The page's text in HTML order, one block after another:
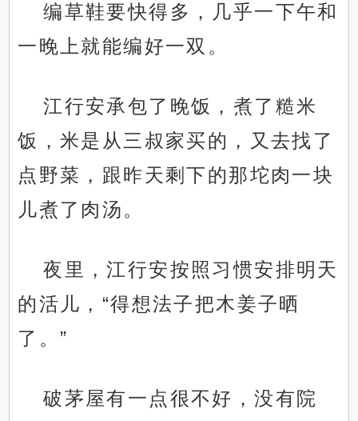
编草鞋要快得多，几乎一下午和
一晚上就能编好一双。
江行安承包了晚饭，煮了糙米
饭，米是从三叔家买的，又去找了
点野菜，跟昨天剩下的那坨肉一块
儿煮了肉汤。
夜里，江行安按照习惯安排明天
的活儿，“得想法子把木姜子晒
了。”
破茅屋有一点很不好，没有院